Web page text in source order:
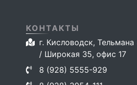
КОНТАКТЫ
г. Кисловодск,
/ Широкая 35, офис 17
8 (928) 5555-929